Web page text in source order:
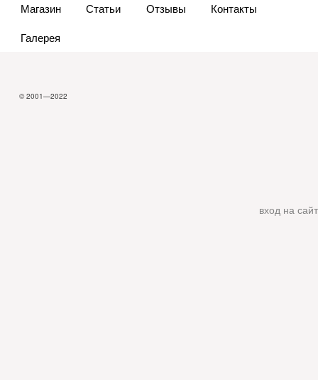
Магазин
Статьи Отзывы
Контакты
Галерея
© 2001—2022
вход на сайт